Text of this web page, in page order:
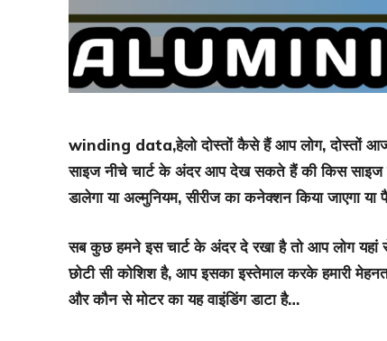
winding data,हेलो दोस्तों कैसे हैं आप लोग, दोस्तों आज
साइज नीचे चार्ट के अंदर आप देख सकते हैं की किस साइज
डालेगा या अल्मुनियम, सीरीज का कनेक्शन किया जाएगा
सब कुछ हमने इस चार्ट के अंदर दे रखा है तो आप लोग
छोटी सी कोशिश है, आप इसका इस्तेमाल करके हमारी
और कौन से मोटर का यह वाइंडिंग डाटा है…